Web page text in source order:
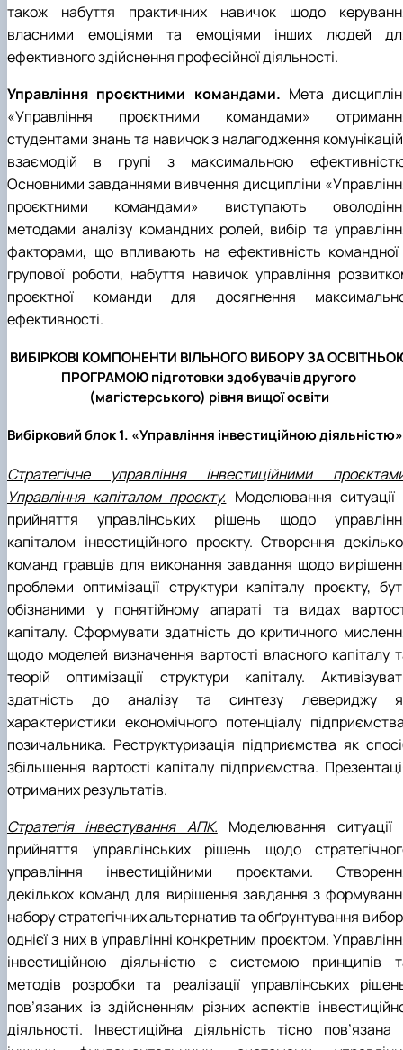
також набуття практичних навичок щодо
власними емоціями та емоціями інших людей
ефективного здійснення професійної діяльності.
Управління проєктними командами. Мета
«Управління проєктними командами»
студентами знань та навичок з налагодження комунікацій
взаємодій в групі з максимальною
Основними завданнями вивчення дисципліни
проєктними командами» виступають
методами аналізу командних ролей, вибір та
факторами, що впливають на ефективність командної
групової роботи, набуття навичок управління
проєктної команди для досягнення
ефективності.
ВИБІРКОВІ КОМПОНЕНТИ ВІЛЬНОГО ВИБОРУ ЗА
ПРОГРАМОЮ підготовки здобувачів другого
(магістерського) рівня вищої освіти
Вибірковий блок 1. «Управління інвестиційною діяльністю»
Стратегічне управління інвестиційними
Управління капіталом проєкту. Моделювання ситуації
прийняття управлінських рішень щодо
капіталом інвестиційного проєкту. Створення
команд гравців для виконання завдання щодо
проблеми оптимізації структури капіталу проєкту,
обізнаними у понятійному апараті та видах
капіталу. Сформувати здатність до критичного
щодо моделей визначення вартості власного капіталу
теорій оптимізації структури капіталу.
здатність до аналізу та синтезу левериджу
характеристики економічного потенціалу
позичальника. Реструктуризація підприємства як
збільшення вартості капіталу підприємства.
отриманих результатів.
Стратегія інвестування АПК. Моделювання ситуації
прийняття управлінських рішень щодо
управління інвестиційними проєктами.
декількох команд для вирішення завдання з
набору стратегічних альтернатив та обґрунтування
однієї з них в управлінні конкретним проєктом.
інвестиційною діяльністю є системою принципів
методів розробки та реалізації управлінських
пов’язаних із здійсненням різних аспектів
діяльності. Інвестиційна діяльність тісно пов’язана